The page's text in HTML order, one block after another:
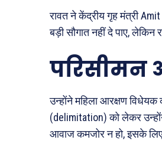
रावत ने केंद्रीय गृह मंत्रीAmit
बड़ी सौगात नहीं दे पाए,
परिसीमन
उन्होंने महिला आरक्षण
(delimitation) को लेकर
आवाज कमजोर न हो, इसके